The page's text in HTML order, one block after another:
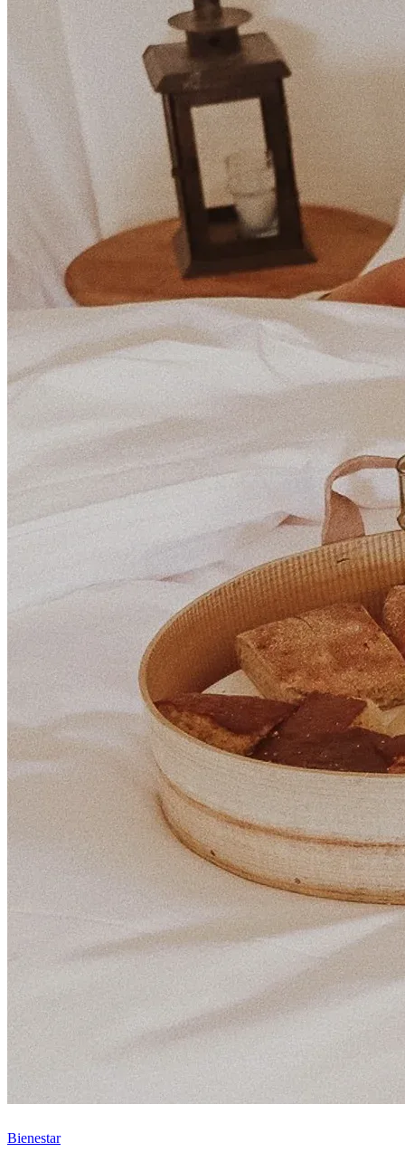
Bienestar